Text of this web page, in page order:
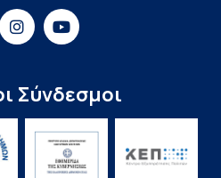
Σύνδεσμοι